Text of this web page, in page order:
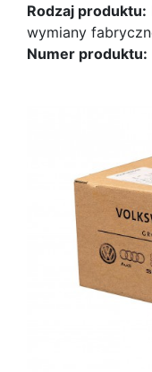
Rodzaj produktu:
wymiany
Numer produktu: